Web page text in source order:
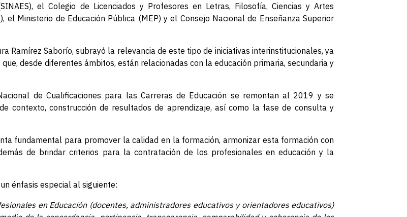
el Colegio de Licenciados y Profesores en Letras, Filosofía, Ciencias y Artes
el Ministerio de Educación Pública (MEP) y el Consejo Nacional de Enseñanza Superior
Ramírez Saborío, subrayó la relevancia de este tipo de iniciativas interinstitucionales, ya
desde diferentes ámbitos, están relacionadas con la educación primaria, secundaria y
de Cualificaciones para las Carreras de Educación se remontan al 2019 y se
contexto, construcción de resultados de aprendizaje, así como la fase de consulta y
fundamental para promover la calidad en la formación, armonizar esta formación con
de brindar criterios para la contratación de los profesionales en educación y la
énfasis especial al siguiente:
en Educación (docentes, administradores educativos y orientadores educativos)